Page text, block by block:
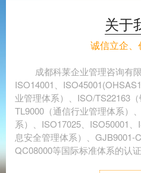
关于
诚信立企
成都科莱企业管理咨询有
ISO14001、
业管理体系）、ISO/TS22163（
TL9000（通信行业管理体系）
系）、ISO17025、ISO50001
息安全管理体系）、GJB9001-
QC08000等国际标准体系的认证